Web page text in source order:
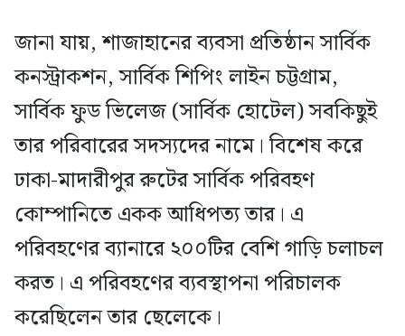
জানা যায়, শাজাহানের ব্যবসা প্রতিষ্ঠান সার্বিক
কনস্ট্রাকশন, সার্বিক শিপিং লাইন চট্টগ্রাম,
সার্বিক ফুড ভিলেজ (সার্বিক হোটেল) সবকিছুই
তার পরিবারের সদস্যদের নামে। বিশেষ করে
ঢাকা-মাদারীপুর রুটের সার্বিক পরিবহণ
কোম্পানিতে একক আধিপত্য তার। এ
পরিবহণের ব্যানারে ২০০টির বেশি গাড়ি চলাচল
করত। এ পরিবহণের ব্যবস্থাপনা পরিচালক
করেছিলেন তার ছেলেকে।